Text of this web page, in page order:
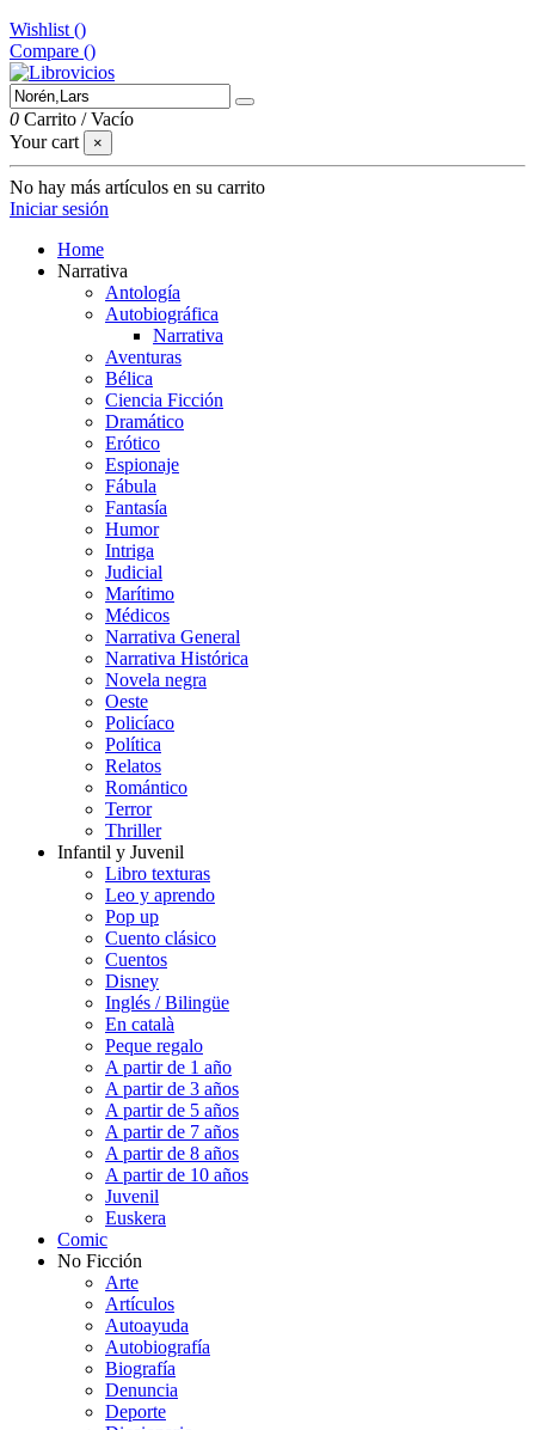
Wishlist ()
Compare ()
0 Carrito /Vacío
Your cart
×
No hay más artículos en su carrito
Iniciar sesión
Home
Narrativa
Antología
Autobiográfica
Narrativa
Aventuras
Bélica
Ciencia Ficción
Dramático
Erótico
Espionaje
Fábula
Fantasía
Humor
Intriga
Judicial
Marítimo
Médicos
Narrativa General
Narrativa Histórica
Novela negra
Oeste
Policíaco
Política
Relatos
Romántico
Terror
Thriller
Infantil y Juvenil
Libro texturas
Leo y aprendo
Pop up
Cuento clásico
Cuentos
Disney
Inglés / Bilingüe
En català
Peque regalo
A partir de 1 año
A partir de 3 años
A partir de 5 años
A partir de 7 años
A partir de 8 años
A partir de 10 años
Juvenil
Euskera
Comic
No Ficción
Arte
Artículos
Autoayuda
Autobiografía
Biografía
Denuncia
Deporte